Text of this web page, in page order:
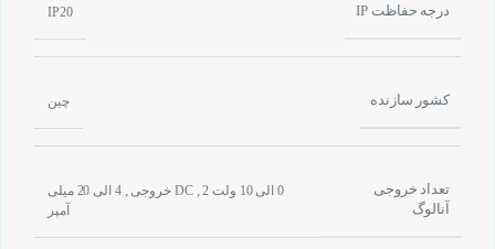
درجه حفاظت IP IP20
کشور سازنده چین
تعداد خروجی
آنالوگ
0 الی 10 ولت DC ,2 خروجی ,
4 الی 20 میلی
آمپر